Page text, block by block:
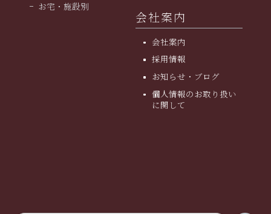
お宅・施設別
会社案内
会社案内
採用情報
お知らせ・ブログ
個人情報のお取り扱い
に関して